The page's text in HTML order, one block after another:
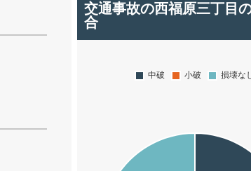
交通事故の西福原三丁目
合